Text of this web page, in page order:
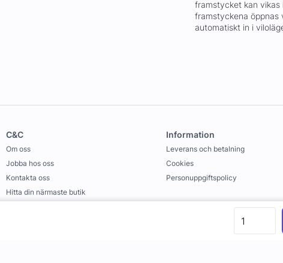
framstycket kan
framstyckena öppnas
automatiskt in i
C&C
Om oss
Jobba hos oss
Kontakta oss
Hitta din närmaste butik
Information
Leverans och betalning
Cookies
Personuppgiftspolicy